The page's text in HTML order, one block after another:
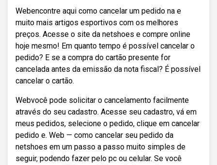
Webencontre aqui como cancelar um pedido na e
muito mais artigos esportivos com os melhores
preços. Acesse o site da netshoes e compre online
hoje mesmo! Em quanto tempo é possível cancelar o
pedido? E se a compra do cartão presente for
cancelada antes da emissão da nota fiscal? É possível
cancelar o cartão.
Webvocê pode solicitar o cancelamento facilmente
através do seu cadastro. Acesse seu cadastro, vá em
meus pedidos, selecione o pedido, clique em cancelar
pedido e. Web — como cancelar seu pedido da
netshoes em um passo a passo muito simples de
seguir, podendo fazer pelo pc ou celular. Se você